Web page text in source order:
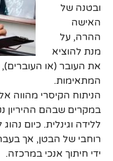
ובטנה של
האישה
ההרה, על
מנת להוציא
את העובר (או
המתאימות.
הניתוח הקיסרי מהווה
במקרים שבהם ההיריון
ללידה וגינלית. כיום
רוחבי של הבטן, אך
ידי חיתוך אנכי במרכזה.